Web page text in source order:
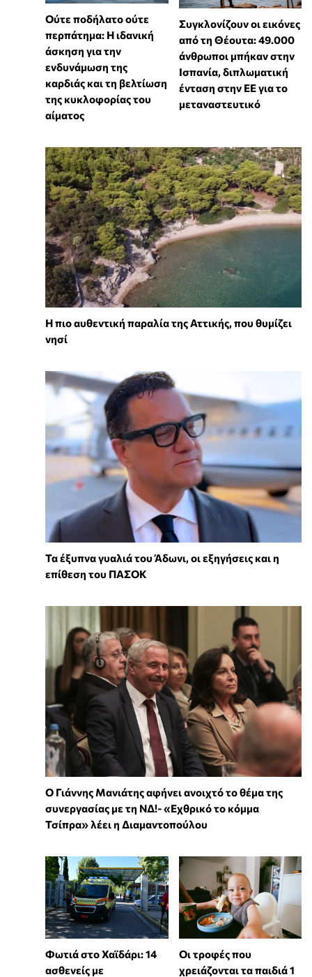
Ούτε ποδήλατο ούτε
περπάτημα: Η ιδανική
άσκηση για την
ενδυνάμωση της
καρδιάς και τη βελτίωση
της κυκλοφορίας του
αίματος
Συγκλονίζουν οι εικόνες
από τη Θέουτα: 49.000
άνθρωποι μπήκαν στην
Ισπανία, διπλωματική
ένταση στην ΕΕ για το
μεταναστευτικό
Η πιο αυθεντική παραλία της Αττικής, που θυμίζει
νησί
Τα έξυπνα γυαλιά του Άδωνι, οι εξηγήσεις και η
επίθεση του ΠΑΣΟΚ
Ο Γιάννης Μανιάτης αφήνει ανοιχτό το θέμα της
συνεργασίας με τη ΝΔ!- «Εχθρικό το κόμμα
Τσίπρα» λέει η Διαμαντοπούλου
Φωτιά στο Χαϊδάρι: 14
ασθενείς με
Οι τροφές που
χρειάζονται τα παιδιά 1